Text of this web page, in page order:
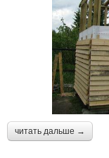
читать дальше →